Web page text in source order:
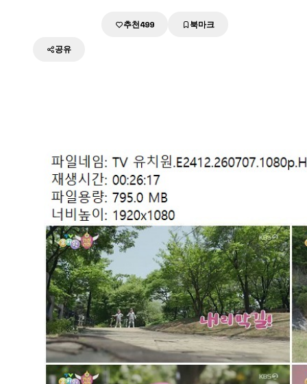
추천499 북마크
공유